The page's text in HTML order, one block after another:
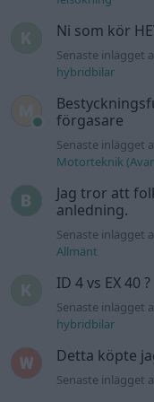
Allmänt
ID 4 vs EX 40 ?
Senaste inlägget
hybridbilar
Detta köpte
Senaste inlägget
Volvo 740
Senaste inlägget
Ford Mustang
Senaste inlägget
244
Senaste inlägget
(Avancerad)
Senaste